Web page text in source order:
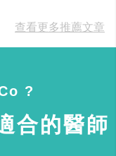
查看更多推薦文章
?
合的醫師